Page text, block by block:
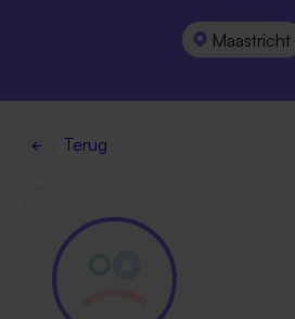
Maastricht
Terug